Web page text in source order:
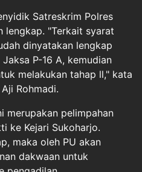
Satreskrim Polres
lengkap. "Terkait syarat
dinyatakan lengkap
P-16 A, kemudian
melakukan tahap ll," kata
Rohmadi.
merupakan pelimpahan
ke Kejari Sukoharjo.
maka oleh PU akan
dakwaan untuk